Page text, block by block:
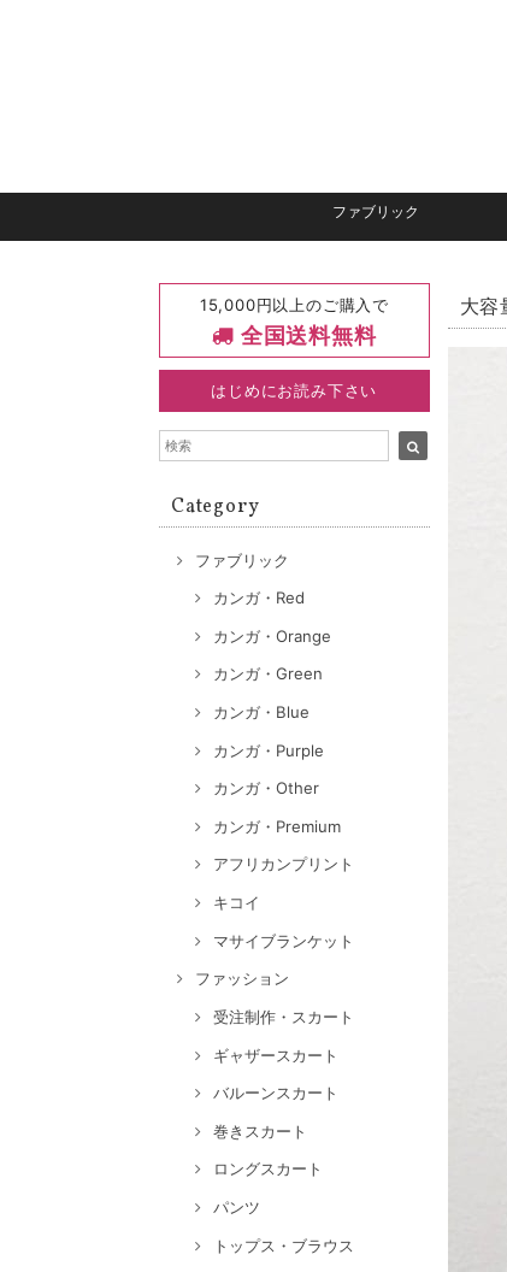
ファブリック
15,000円以上のご購入で
全国送料無料
はじめにお読み下さい
Category
ファブリック
カンガ・Red
カンガ・Orange
カンガ・Green
カンガ・Blue
カンガ・Purple
カンガ・Other
カンガ・Premium
アフリカンプリント
キコイ
マサイブランケット
ファッション
受注制作・スカート
ギャザースカート
バルーンスカート
巻きスカート
ロングスカート
パンツ
トップス・ブラウス
大容